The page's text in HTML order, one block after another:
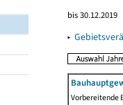
bis 30.12.2019
▸
Vorbereitende